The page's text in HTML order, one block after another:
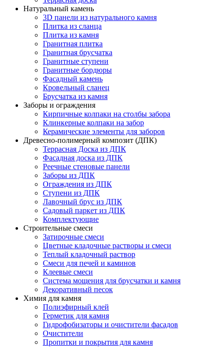
Натуральный камень
3D панели из натурального камня
Плитка из сланца
Плитка из камня
Гранитная плитка
Гранитная брусчатка
Гранитные ступени
Гранитные бордюры
Фасадный камень
Кровельный сланец
Брусчатка из камня
Заборы и ограждения
Кирпичные колпаки на столбы забора
Клинкерные колпаки на забор
Керамические элементы для заборов
Древесно-полимерный композит (ДПК)
Террасная Доска из ДПК
Фасадная доска из ДПК
Реечные стеновые панели
Заборы из ДПК
Ограждения из ДПК
Ступени из ДПК
Лавочный брус из ДПК
Садовый паркет из ДПК
Комплектующие
Строительные смеси
Затирочные смеси
Цветные кладочные растворы и смеси
Теплый кладочный раствор
Смеси для печей и каминов
Клеевые смеси
Система мощения для брусчатки и камня
Декоративный песок
Химия для камня
Полиэфирный клей
Герметик для камня
Гидрофобизаторы и очистители фасадов
Очистители
Пропитки и покрытия для камня